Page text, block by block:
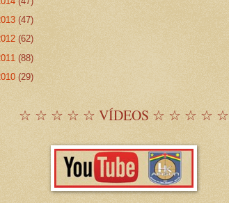
(47)
(62)
(88)
(29)
☆ ☆ ☆ ☆ ☆ VÍDEOS ☆ ☆ ☆ ☆ ☆